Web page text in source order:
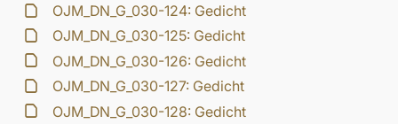
OJM_DN_G_030-124: Gedicht
OJM_DN_G_030-125: Gedicht
OJM_DN_G_030-126: Gedicht
OJM_DN_G_030-127: Gedicht
OJM_DN_G_030-128: Gedicht